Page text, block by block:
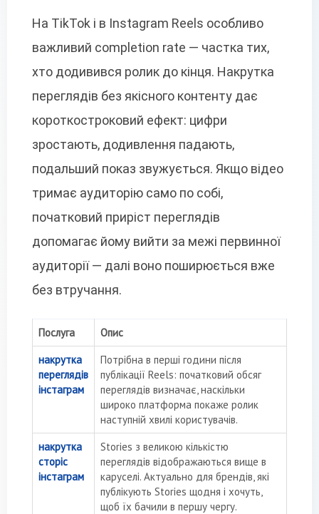
На TikTok і в Instagram Reels особливо
важливий completion rate — частка тих,
хто додивився ролик до кінця. Накрутка
переглядів без якісного контенту дає
короткостроковий ефект: цифри
зростають, додивлення падають,
подальший показ звужується. Якщо відео
тримає аудиторію само по собі,
початковий приріст переглядів
допомагає йому вийти за межі первинної
аудиторії — далі воно поширюється вже
без втручання.
Послуга
Опис
накрутка
переглядів
інстаграм
Потрібна в перші години після
публікації Reels: початковий обсяг
переглядів визначає, наскільки
широко платформа покаже ролик
наступній хвилі користувачів.
накрутка
сторіс
інстаграм
Stories з великою кількістю
переглядів відображаються вище в
каруселі. Актуально для брендів, які
публікують Stories щодня і хочуть,
щоб їх бачили в першу чергу.